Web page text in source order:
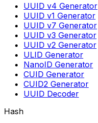
UUID v4 Generator
UUID v1 Generator
UUID v7 Generator
UUID v3 Generator
UUID v2 Generator
ULID Generator
NanoID Generator
CUID Generator
CUID2 Generator
UUID Decoder
Hash